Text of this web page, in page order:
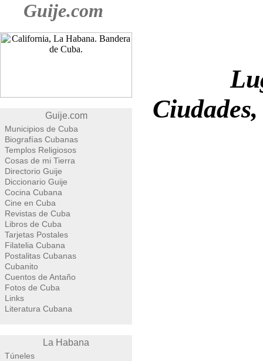
Guije.com
Guije.com
Municipios de Cuba
Biografías Cubanas
Templos Religiosos
Cosas de mi Tierra
Directorio Guije
Diccionario Guije
Cocina Cubana
Cine en Cuba
Revistas de Cuba
Libros de Cuba
Tarjetas Postales
Filatelia Cubana
Postalitas Cubanas
Cubanito
Cuentos de Antaño
Fotos de Cuba
Links
Literatura Cubana
La Habana
Túneles